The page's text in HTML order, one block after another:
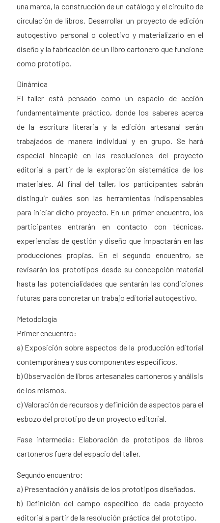
una marca, la construcción de un catálogo y el circuito de
circulación de libros. Desarrollar un proyecto de edición
autogestivo personal o colectivo y materializarlo en el
diseño y la fabricación de un libro cartonero que funcione
como prototipo.
Dinámica
El taller está pensado como un espacio de acción
fundamentalmente práctico, donde los saberes acerca
de la escritura literaria y la edición artesanal serán
trabajados de manera individual y en grupo. Se hará
especial hincapié en las resoluciones del proyecto
editorial a partir de la exploración sistemática de los
materiales. Al final del taller, los participantes sabrán
distinguir cuáles son las herramientas indispensables
para iniciar dicho proyecto. En un primer encuentro, los
participantes entrarán en contacto con técnicas,
experiencias de gestión y diseño que impactarán en las
producciones propias. En el segundo encuentro, se
revisarán los prototipos desde su concepción material
hasta las potencialidades que sentarán las condiciones
futuras para concretar un trabajo editorial autogestivo.
Metodología
Primer encuentro:
a) Exposición sobre aspectos de la producción editorial
contemporánea y sus componentes específicos.
b) Observación de libros artesanales cartoneros y análisis
de los mismos.
c) Valoración de recursos y definición de aspectos para el
esbozo del prototipo de un proyecto editorial.
Fase intermedia: Elaboración de prototipos de libros
cartoneros fuera del espacio del taller.
Segundo encuentro:
a) Presentación y análisis de los prototipos diseñados.
b) Definición del campo específico de cada proyecto
editorial a partir de la resolución práctica del prototipo.